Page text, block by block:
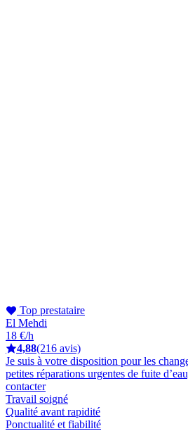
Top prestataire
El Mehdi
18 €/h
4,88(216 avis)
Je suis à votre disposition pour les
petites réparations urgentes de fuite
contacter
Travail soigné
Qualité avant rapidité
Ponctualité et fiabilité